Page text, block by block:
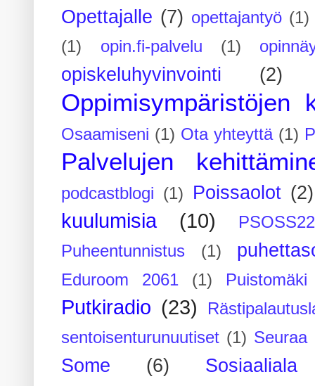
Opettajalle (7) opettajantyö (1)
(1)
opin.fi-palvelu (1)
opiskeluhyvinvointi (2)
Oppimisympäristöjen
Osaamiseni (1) Ota yhteyttä (1)
Palvelujen
podcastblogi (1) Poissaolot (2)
kuulumisia (10)
Puheentunnistus
(1)
Eduroom 2061 (1)
Putkiradio (23)
sentoisenturunuutiset (1) Seuraa
Some (6) Sosiaaliala